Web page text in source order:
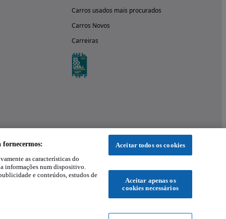
Carros usados mais procurados
Carros Novos
Carreiras
fornecermos:
as características do
informações num dispositivo.
e conteúdos, estudos de
Aceitar todos os cookies
Aceitar apenas os
cookies necessários